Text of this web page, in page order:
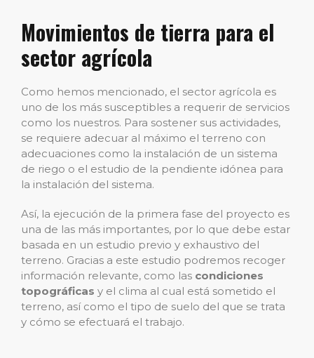
Movimientos de tierra para el
sector agrícola
Como hemos mencionado, el sector agrícola es
uno de los más susceptibles a requerir de servicios
como los nuestros. Para sostener sus actividades,
se requiere adecuar al máximo el terreno con
adecuaciones como la instalación de un sistema
de riego o el estudio de la pendiente idónea para
la instalación del sistema.
Así, la ejecución de la primera fase del proyecto es
una de las más importantes, por lo que debe estar
basada en un estudio previo y exhaustivo del
terreno. Gracias a este estudio podremos recoger
información relevante, como las condiciones
topográficas y el clima al cual está sometido el
terreno, así como el tipo de suelo del que se trata
y cómo se efectuará el trabajo.